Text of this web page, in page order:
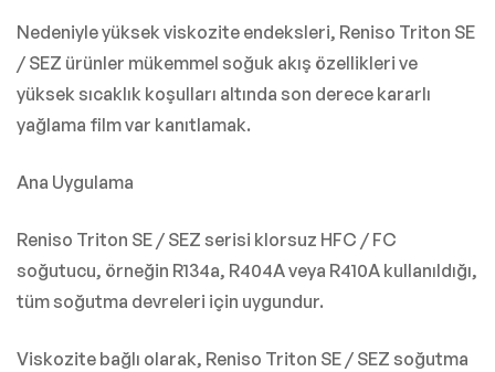
Nedeniyle yüksek viskozite endeksleri, Reniso Triton SE
/ SEZ ürünler mükemmel soğuk akış özellikleri ve
yüksek sıcaklık koşulları altında son derece kararlı
yağlama film var kanıtlamak.
Ana Uygulama
Reniso Triton SE / SEZ serisi klorsuz HFC / FC
soğutucu, örneğin R134a, R404A veya R410A kullanıldığı,
tüm soğutma devreleri için uygundur.
Viskozite bağlı olarak, Reniso Triton SE / SEZ soğutma